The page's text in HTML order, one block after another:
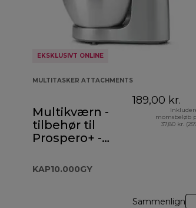
EKSKLUSIVT ONLINE
MULTITASKER ATTACHMENTS
Multikværn -
tilbehør til
Prospero+ -
KAP10.000GY
189,00 kr.
momsbeløb
37,80 kr.
Sammenlign